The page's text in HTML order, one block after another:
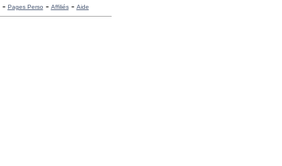
- Pages Perso - Affiliés- Aide